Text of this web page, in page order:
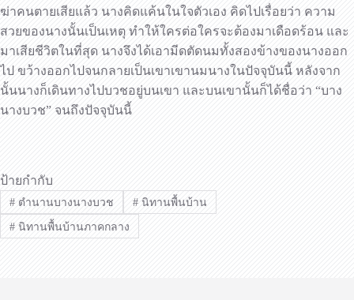
ฆ่าคนตายเสียแล้ว นางคิดแค้นในใจตัวเอง คิดไปเรื่อยว่า ความ
สวยของนางนั้นเป็นเหตุ ทำให้ใครต่อใครจะต้องมาเดือดร้อน และ
มาเสียชีวิตในที่สุด นางจึงได้เอามีดตัดนมทั้งสองข้างของนางออก
ไป ขว้างออกไปจนกลายเป็นเขาเขานมนางในปัจจุบันนี้ หลังจาก
นั้นนางก็เดินทางไปบวชอยู่บนเขา และบนเขานั้นก็ได้ชื่อว่า “บาง
นางบวช” จนถึงปัจจุบันนี้
ป้ายกำกับ
#ตำนานบางนางบวช #นิทานพื้นบ้าน
#นิทานพื้นบ้านภาคกลาง